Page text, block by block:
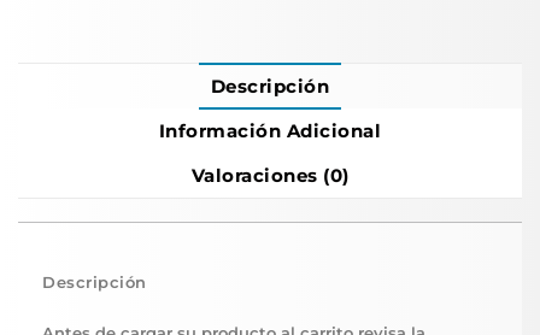
Descripción
Información Adicional
Valoraciones (0)
Descripción